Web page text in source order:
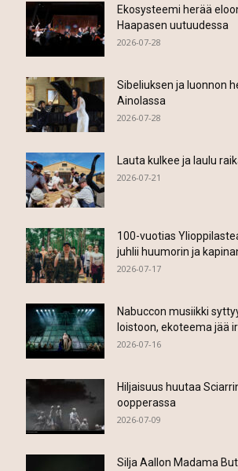
Ekosysteemi herää
Haapasen uutuudessa
2026-07-28
Sibeliuksen ja luonnon
Ainolassa
2026-07-28
Lauta kulkee ja laulu
2026-07-21
100-vuotias
juhlii huumorin ja
2026-07-17
Nabuccon musiikki
loistoon, ekoteema jää
2026-07-16
Hiljaisuus huutaa
oopperassa
2026-07-09
Silja Aallon Madama